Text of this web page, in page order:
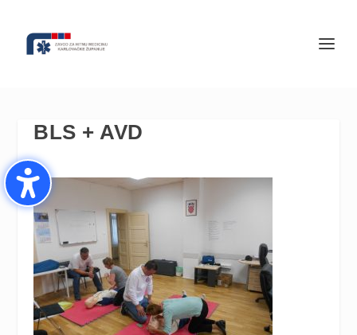
BLS + AVD